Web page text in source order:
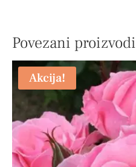
Povezani proizvodi
Akcija!